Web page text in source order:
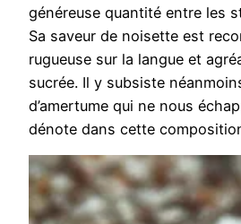
généreuse quantité entre les
Sa saveur de noisette est
rugueuse sur la langue et
sucrée. Il y subsiste
d’amertume qui ne nous
dénote dans cette